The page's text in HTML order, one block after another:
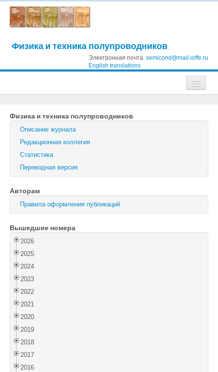
Физика и техника полупроводников
Электронная почта: semicond@mail.ioffe.ru
English translations
Журнал технической физики
Письма в Журнал технической физики
Физика твердого тела
Физика и техника полупроводников
Оптика и спектроскопия
Поиск
Войти
Физика и техника полупроводников
Описание журнала
Редакционная коллегия
Статистика
Переводная версия
Авторам
Правила оформления публикаций
Вышедшие номера
2026
2025
2024
2023
2022
2021
2020
2019
2018
2017
2016